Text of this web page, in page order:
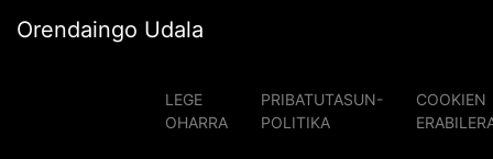
Orendaingo Udala
LEGE
OHARRA
PRIBATUTASUN-
POLITIKA
COOKIEN